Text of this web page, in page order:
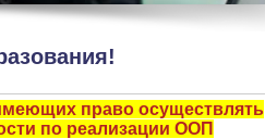
право осуществлять
по реализации ООП